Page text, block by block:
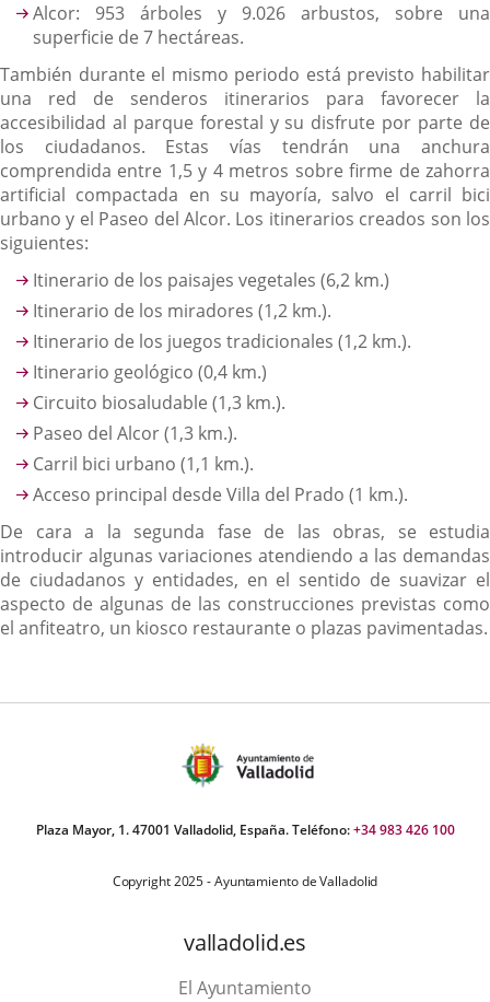
Alcor: 953 árboles y 9.026 arbustos, sobre una
superficie de 7 hectáreas.
También durante el mismo periodo está previsto habilitar
una red de senderos itinerarios para favorecer la
accesibilidad al parque forestal y su disfrute por parte de
los ciudadanos. Estas vías tendrán una anchura
comprendida entre 1,5 y 4 metros sobre firme de zahorra
artificial compactada en su mayoría, salvo el carril bici
urbano y el Paseo del Alcor. Los itinerarios creados son los
siguientes:
Itinerario de los paisajes vegetales (6,2 km.)
Itinerario de los miradores (1,2 km.).
Itinerario de los juegos tradicionales (1,2 km.).
Itinerario geológico (0,4 km.)
Circuito biosaludable (1,3 km.).
Paseo del Alcor (1,3 km.).
Carril bici urbano (1,1 km.).
Acceso principal desde Villa del Prado (1 km.).
De cara a la segunda fase de las obras, se estudia
introducir algunas variaciones atendiendo a las demandas
de ciudadanos y entidades, en el sentido de suavizar el
aspecto de algunas de las construcciones previstas como
el anfiteatro, un kiosco restaurante o plazas pavimentadas.
Plaza Mayor, 1. 47001 Valladolid, España. Teléfono:+34 983 426 100
Copyright 2025 - Ayuntamiento de Valladolid
valladolid.es
El Ayuntamiento